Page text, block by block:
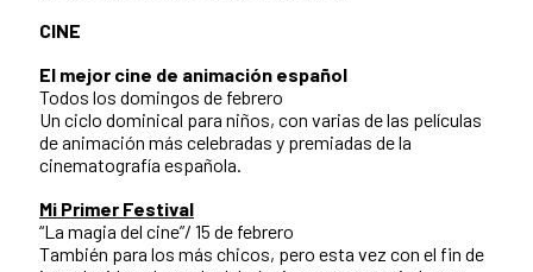
CINE
El mejor cine de animación español
Todos los domingos de febrero
Un ciclo dominical para niños, con varias de las películas
de animación más celebradas y premiadas de la
cinematografía española.
Mi Primer Festival
“La magia del cine”/ 15 de febrero
También para los más chicos, pero esta vez con el fin de